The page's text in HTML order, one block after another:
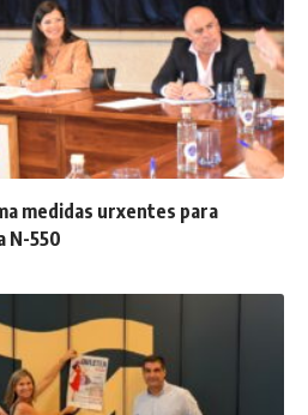
medidas urxentes para
N-550